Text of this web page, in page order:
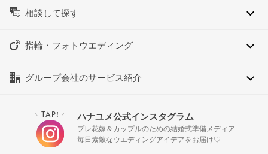
相談して探す
指輪・フォトウエディング
グループ会社のサービス紹介
＼ TAP! ／ ハナユメ公式インスタグラム
プレ花嫁＆カップルのための結婚式準備メディア
毎日素敵なウエディングアイデアをお届け♡